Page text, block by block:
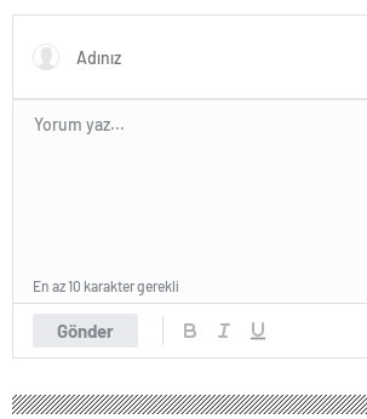
Gönder
En az 10 karakter gerekli